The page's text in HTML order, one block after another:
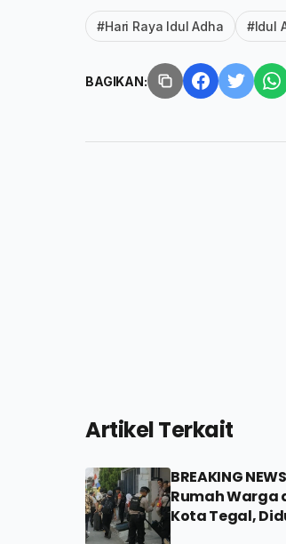
#Hari Raya Idul Adha #Idul
BAGIKAN:
Artikel Terkait
BREAKING
Rumah Warga
Kota Tegal,